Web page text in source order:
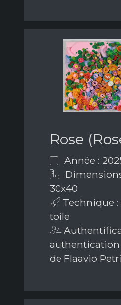
Rose
Année :
30x40
Technique
toile
de Flaavio